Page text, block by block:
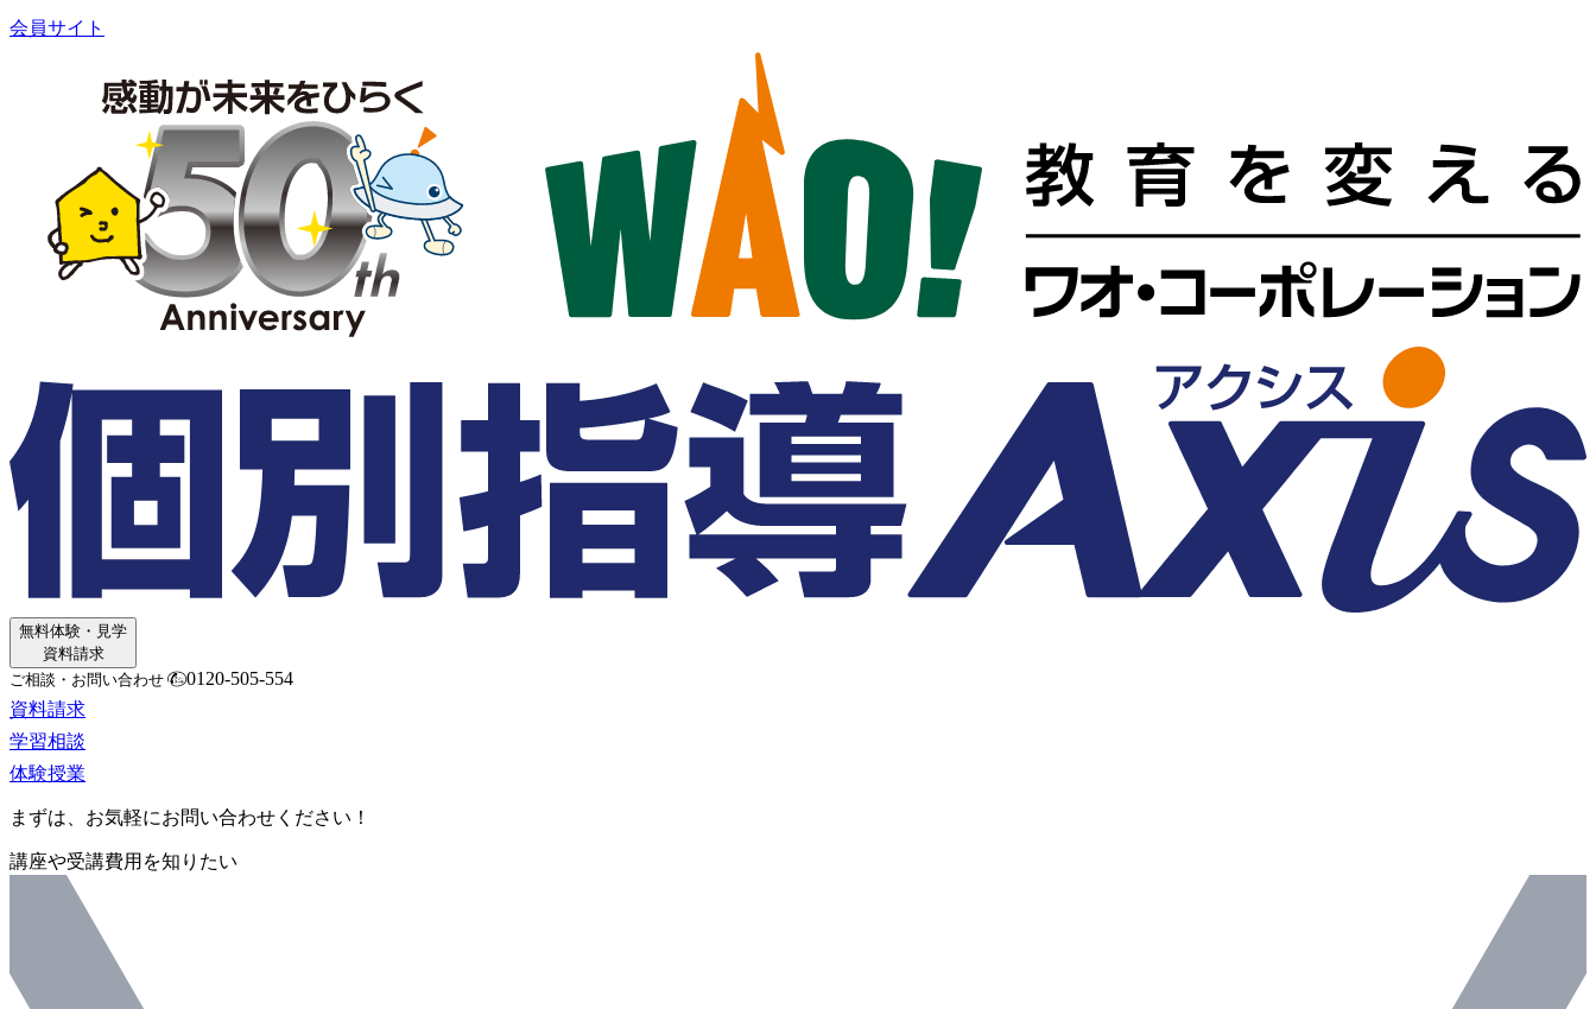
会員サイト
無料体験・見学
資料請求
ご相談・お問い合わせ
0120-505-554
資料請求
学習相談
体験授業
まずは、お気軽にお問い合わせください！
講座や受講費用を知りたい